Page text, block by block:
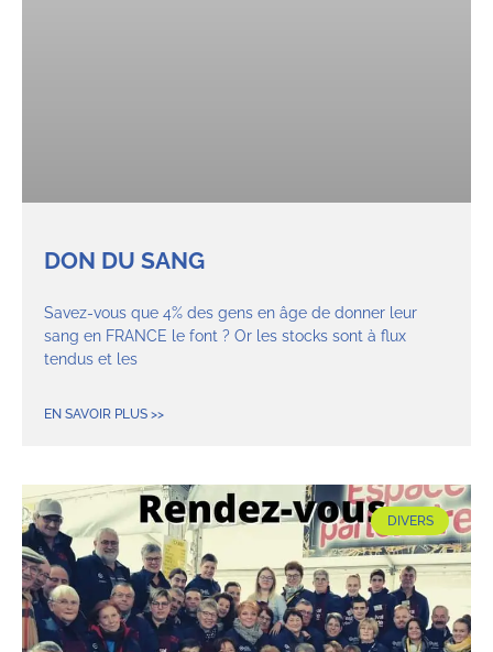
DON DU SANG
Savez-vous que 4% des gens en âge de donner leur
sang en FRANCE le font ? Or les stocks sont à flux
tendus et les
EN SAVOIR PLUS >>
DIVERS